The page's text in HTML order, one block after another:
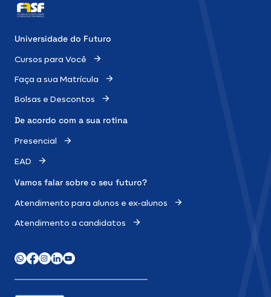
Universidade do Futuro
Cursos para Você
Faça a sua Matrícula
Bolsas e Descontos
De acordo com a sua rotina
Presencial
EAD
Vamos falar sobre o seu futuro?
Atendimento para alunos e ex-alunos
Atendimento a candidatos
WhatsApp
Facebook
Instagram
LinkedInYoutube